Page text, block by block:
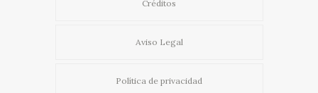
Créditos
Aviso Legal
Política de privacidad